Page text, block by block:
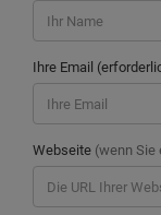
Ihre Email
Webseite (wenn Sie